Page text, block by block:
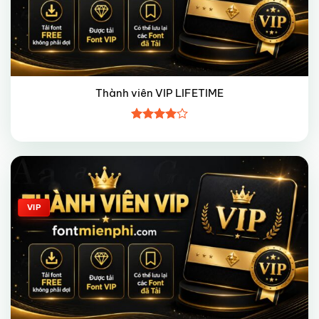
Thành viên VIP LIFETIME
xếp hạng
Giảm giá!
VIP